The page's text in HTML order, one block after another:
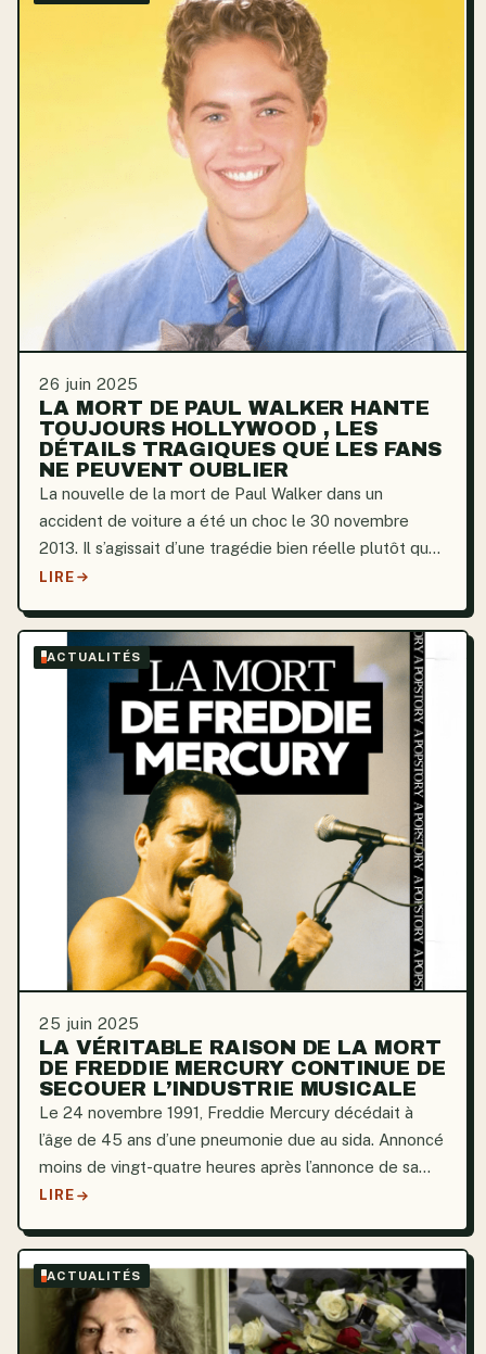
26 juin 2025
LA MORT DE PAUL WALKER HANTE
TOUJOURS HOLLYWOOD , LES
DÉTAILS TRAGIQUES QUE LES FANS
NE PEUVENT OUBLIER
La nouvelle de la mort de Paul Walker dans un
accident de voiture a été un choc le 30 novembre
2013. Il s’agissait d’une tragédie bien réelle plutôt que
d’une simple scène ou d’une cascade. Il roulait avec
Ils...
LIRE
ACTUALITÉS
25 juin 2025
LA VÉRITABLE RAISON DE LA MORT
DE FREDDIE MERCURY CONTINUE DE
SECOUER L’INDUSTRIE MUSICALE
Le 24 novembre 1991, Freddie Mercury décédait à
l’âge de 45 ans d’une pneumonie due au sida. Annoncé
moins de vingt-quatre heures après l’annonce de sa
séropositivité, ce décès fut un choc pour un public
tut...
LIRE
ACTUALITÉS